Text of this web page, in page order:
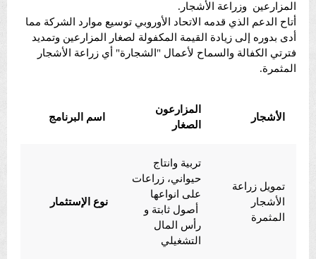
المزارعين وزراعة الأشجار.
أتاح الدعم الذي قدمه الاتحاد الأوروبي توسيع موارد الشركة مما
أدى بدوره إلى زيادة القيمة المكفولة لصغار المزارعين وتمديد
فترتي الكفالة والسماح لأعمال "الشجارة" أي زراعة الأشجار
المثمرة.
الأشجار
المزارعون
الصغار
اسم البرنامج
تمويل زراعة
الأشجار
المثمرة
تربية وانتاج
حيواني، زراعات
على انواعها
أصول ثابتة و
رأس المال
التشغيلي
نوع الإستثمار